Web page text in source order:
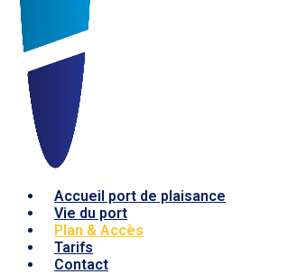
Accueil port de plaisance
Vie du port
Plan & Accès
Tarifs
Contact